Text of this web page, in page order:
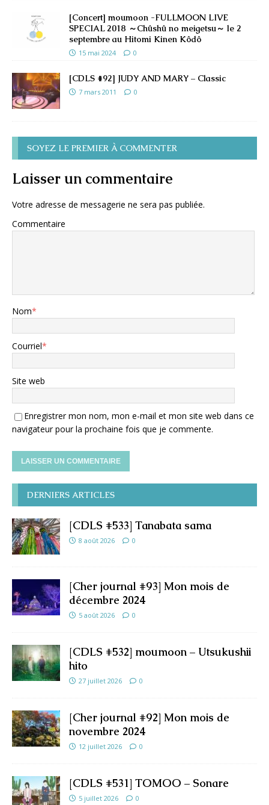
[Concert] moumoon -FULLMOON LIVE
SPECIAL 2018 ～Chûshû no meigetsu～ le 2
septembre au Hitomi Kinen Kôdô
15 mai 2024 0
[CDLS #92] JUDY AND MARY – Classic
7 mars 2011 0
SOYEZ LE PREMIER À COMMENTER
Laisser un commentaire
Votre adresse de messagerie ne sera pas publiée.
Commentaire
Nom*
Courriel*
Site web
Enregistrer mon nom, mon e-mail et mon site web dans ce
navigateur pour la prochaine fois que je commente.
DERNIERS ARTICLES
[CDLS #533] Tanabata sama
8 août 2026 0
[Cher journal #93] Mon mois de
décembre 2024
5 août 2026 0
[CDLS #532] moumoon – Utsukushii
hito
27 juillet 2026 0
[Cher journal #92] Mon mois de
novembre 2024
12 juillet 2026 0
[CDLS #531] TOMOO – Sonare
5 juillet 2026 0